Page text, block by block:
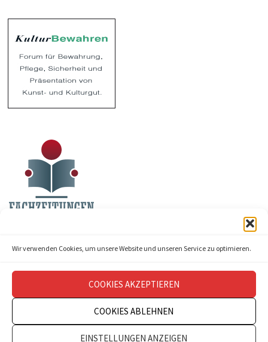
Wir verwenden Cookies, um unsere Website und unseren Service zu optimieren.
COOKIES AKZEPTIEREN
COOKIES ABLEHNEN
EINSTELLUNGEN ANZEIGEN
Copyright © 2026theatermanagement aktuell.